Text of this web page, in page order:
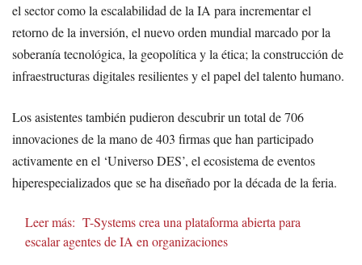
el sector como la escalabilidad de la IA para incrementar el
retorno de la inversión, el nuevo orden mundial marcado por la
soberanía tecnológica, la geopolítica y la ética; la construcción de
infraestructuras digitales resilientes y el papel del talento humano.
Los asistentes también pudieron descubrir un total de 706
innovaciones de la mano de 403 firmas que han participado
activamente en el ‘Universo DES’, el ecosistema de eventos
hiperespecializados que se ha diseñado por la década de la feria.
Leer más: T-Systems crea una plataforma abierta para
escalar agentes de IA en organizaciones